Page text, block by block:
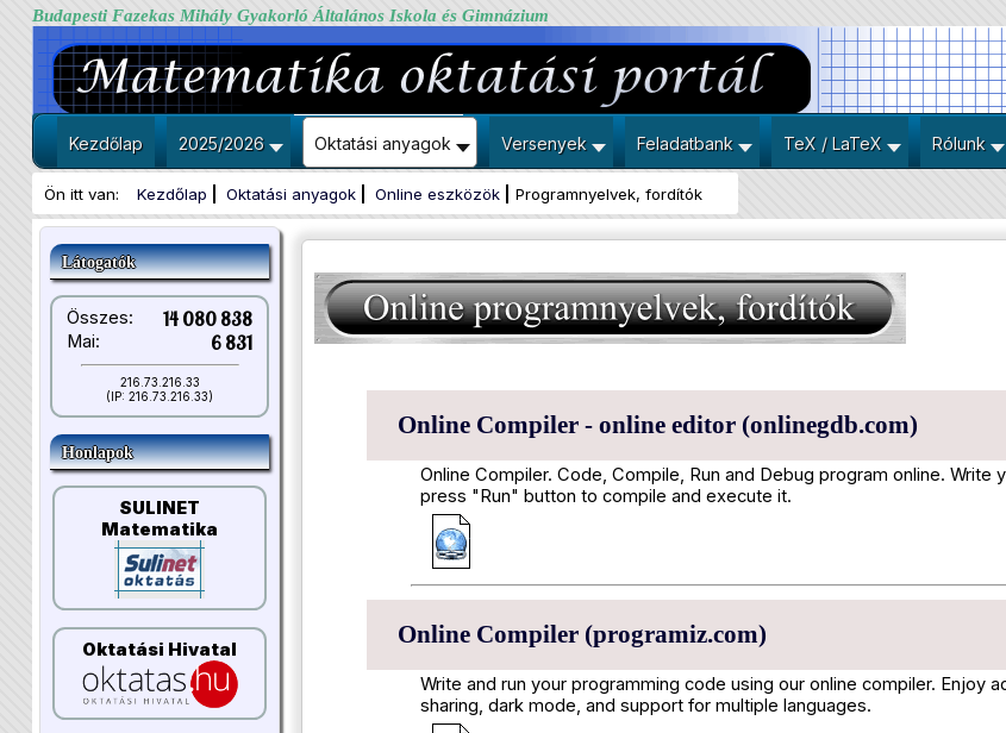
Budapesti Fazekas Mihály Gyakorló Általános Iskola és Gimnázium
Kezdőlap 2025/2026 Oktatási anyagok Versenyek Feladatbank TeX / LaTeX Rólunk
Ön itt van: Kezdőlap Oktatási anyagok Online eszközök Programnyelvek, fordítók
Látogatók
Összes: 14 080 838
Mai: 6 831
216.73.216.33
(IP: 216.73.216.33)
Honlapok
SULINET
Matematika
Oktatási Hivatal
Online Compiler - online editor (onlinegdb.com)
Online Compiler. Code, Compile, Run and Debug program online. Write
press "Run" button to compile and execute it.
Online Compiler (programiz.com)
Write and run your programming code using our online compiler. Enjoy
sharing, dark mode, and support for multiple languages.